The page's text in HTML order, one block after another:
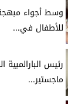
وسط أجواء
للأطفال في...
رئيس
ماجستير...